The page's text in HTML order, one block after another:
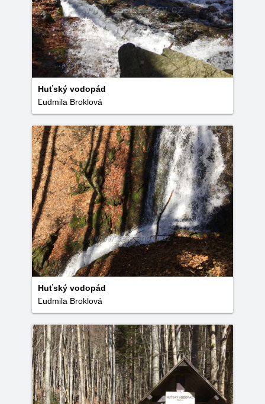
Huťský vodopád
Ľudmila Broklová
Huťský vodopád
Ľudmila Broklová